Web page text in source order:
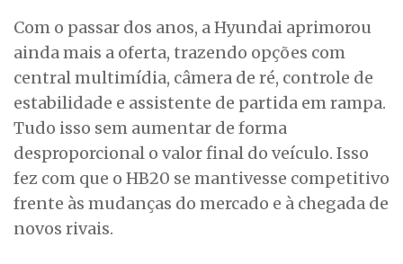
Com o passar dos anos, a Hyundai aprimorou
ainda mais a oferta, trazendo opções com
central multimídia, câmera de ré, controle de
estabilidade e assistente de partida em rampa.
Tudo isso sem aumentar de forma
desproporcional o valor final do veículo. Isso
fez com que o HB20 se mantivesse competitivo
frente às mudanças do mercado e à chegada de
novos rivais.